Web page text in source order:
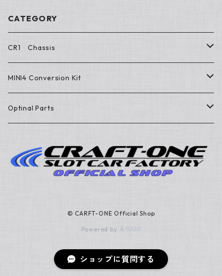
CATEGORY
CR1 Chassis
Chassis Kit
Repair Parts
3D Print Data
MINI4 Conversion Kit
Conversion Kit
3D Print Data
Optinal Parts
Others
© CARFT-ONE Official Shop
Powered by
ショップに質問する